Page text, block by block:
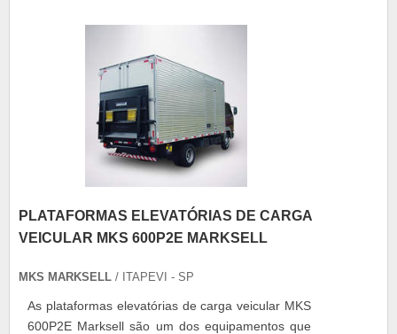
PLATAFORMAS ELEVATÓRIAS DE CARGA
VEICULAR MKS 600P2E MARKSELL
MKS MARKSELL / ITAPEVI - SP
As plataformas elevatórias de carga veicular MKS
600P2E Marksell são um dos equipamentos que